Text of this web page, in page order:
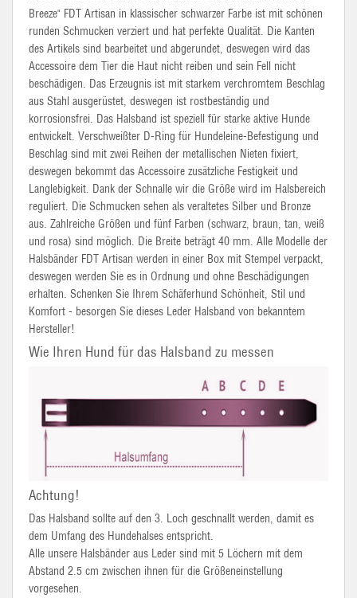
Breeze" FDT Artisan in klassischer schwarzer Farbe ist mit schönen
runden Schmucken verziert und hat perfekte Qualität. Die Kanten
des Artikels sind bearbeitet und abgerundet, deswegen wird das
Accessoire dem Tier die Haut nicht reiben und sein Fell nicht
beschädigen. Das Erzeugnis ist mit starkem verchromtem Beschlag
aus Stahl ausgerüstet, deswegen ist rostbeständig und
korrosionsfrei. Das Halsband ist speziell für starke aktive Hunde
entwickelt. Verschweißter D-Ring für Hundeleine-Befestigung und
Beschlag sind mit zwei Reihen der metallischen Nieten fixiert,
deswegen bekommt das Accessoire zusätzliche Festigkeit und
Langlebigkeit. Dank der Schnalle wir die Größe wird im Halsbereich
reguliert. Die Schmucken sehen als veraltetes Silber und Bronze
aus. Zahlreiche Größen und fünf Farben (schwarz, braun, tan, weiß
und rosa) sind möglich. Die Breite beträgt 40 mm. Alle Modelle der
Halsbänder FDT Artisan werden in einer Box mit Stempel verpackt,
deswegen werden Sie es in Ordnung und ohne Beschädigungen
erhalten. Schenken Sie Ihrem Schäferhund Schönheit, Stil und
Komfort - besorgen Sie dieses Leder Halsband von bekanntem
Hersteller!
Wie Ihren Hund für das Halsband zu messen
Achtung!
Das Halsband sollte auf den 3. Loch geschnallt werden, damit es
dem Umfang des Hundehalses entspricht.
Alle unsere Halsbänder aus Leder sind mit 5 Löchern mit dem
Abstand 2.5 cm zwischen ihnen für die Größeneinstellung
vorgesehen.